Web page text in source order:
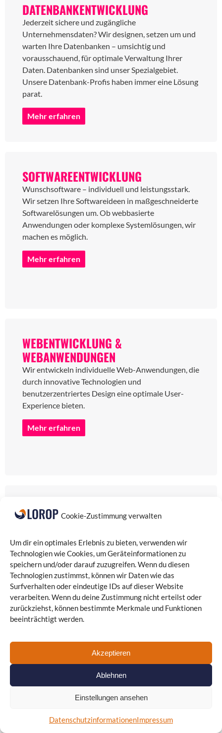
Cookie-Zustimmung verwalten
Um dir ein optimales Erlebnis zu bieten, verwenden wir
Technologien wie Cookies, um Geräteinformationen zu
speichern und/oder darauf zuzugreifen. Wenn du diesen
Technologien zustimmst, können wir Daten wie das
Surfverhalten oder eindeutige IDs auf dieser Website
verarbeiten. Wenn du deine Zustimmung nicht erteilst oder
zurückziehst, können bestimmte Merkmale und Funktionen
beeinträchtigt werden.
Akzeptieren
Ablehnen
Einstellungen ansehen
DatenschutzinformationenImpressum
DATENBANKENTWICKLUNG
Jederzeit sichere und zugängliche
Unternehmensdaten? Wir designen, setzen um und
warten Ihre Datenbanken – umsichtig und
vorausschauend, für optimale Verwaltung Ihrer
Daten. Datenbanken sind unser Spezialgebiet.
Unsere Datenbank-Profis haben immer eine Lösung
parat.
Mehr erfahren
SOFTWAREENTWICKLUNG
Wunschsoftware – individuell und leistungsstark.
Wir setzen Ihre Softwareideen in maßgeschneiderte
Softwarelösungen um. Ob webbasierte
Anwendungen oder komplexe Systemlösungen, wir
machen es möglich.
Mehr erfahren
WEBENTWICKLUNG &
WEBANWENDUNGEN
Wir entwickeln individuelle Web-Anwendungen, die
durch innovative Technologien und
benutzerzentriertes Design eine optimale User-
Experience bieten.
Mehr erfahren
SOFTWARE-WARTUNG & BETREUUNG
Wir halten Ihre Anwendungen stets auf dem
beheben Fehler und optimieren die Leistung, damit
Ihre Software reibungslos läuft. So sichern wir die
langfristige Funktionsfähigkeit Ihrer Software-
Lösung.
Mehr erfahren
WEBSEITEN & SHOPSYSTEME
Wir entwickeln professionelle Webseiten und
individuell gestaltet, mobil optimiert und technisch
auf dem neuesten Stand.